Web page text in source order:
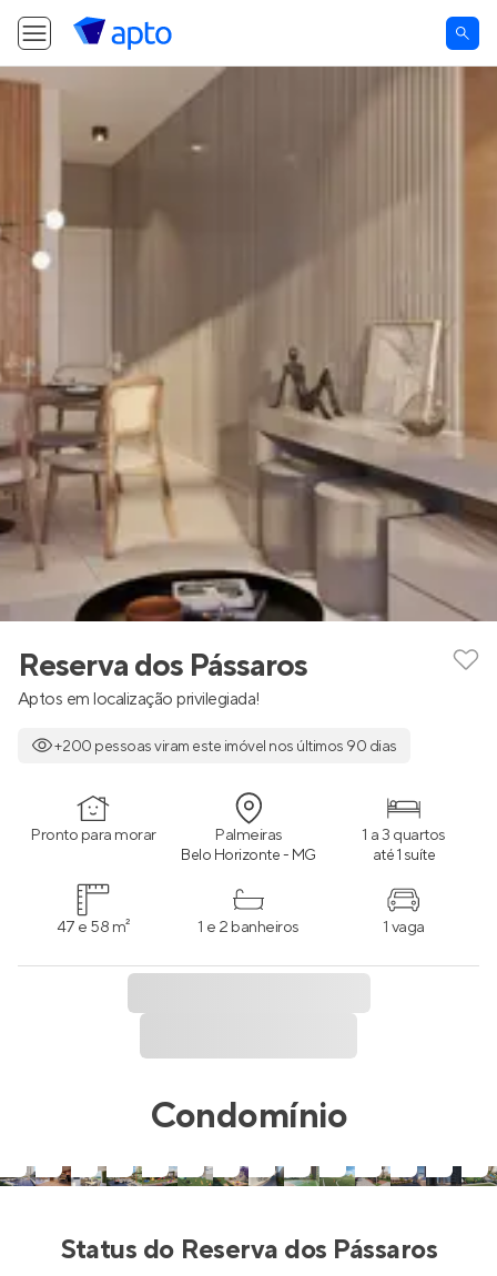
Reserva dos Pássaros
Aptos em localização privilegiada!
+200 pessoas viram este imóvel nos últimos 90 dias
Pronto para morar Palmeiras
Belo Horizonte - MG
1 a 3 quartos
até 1 suíte
47 e 58 m² 1 e 2 banheiros 1 vaga
Condomínio
Status do Reserva dos Pássaros